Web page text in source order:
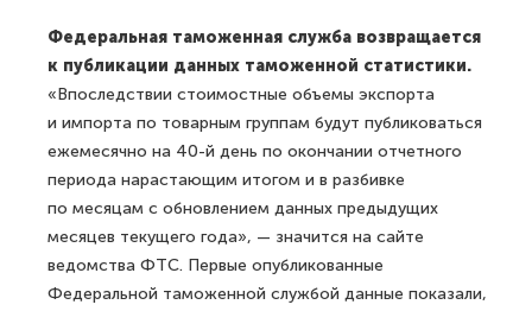
Федеральная таможенная служба возвращается
к публикации данных таможенной статистики.
«Впоследствии стоимостные объемы экспорта
и импорта по товарным группам будут публиковаться
ежемесячно на 40-й день по окончании отчетного
периода нарастающим итогом и в разбивке
по месяцам с обновлением данных предыдущих
месяцев текущего года», — значится на сайте
ведомства ФТС. Первые опубликованные
Федеральной таможенной службой данные показали,